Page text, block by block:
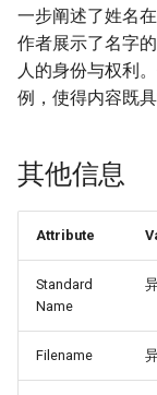
一步阐述了姓名
作者展示了名字
人的身份与权利
例，使得内容既
其他信息
Attribute
Standard
Name
Filename